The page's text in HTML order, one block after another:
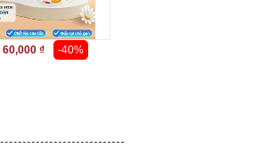
60,000 ₫ -40%